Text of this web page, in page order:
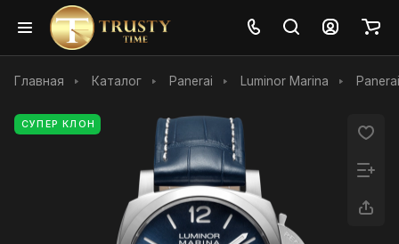
Главная Каталог Panerai Luminor Marina
СУПЕР КЛОН